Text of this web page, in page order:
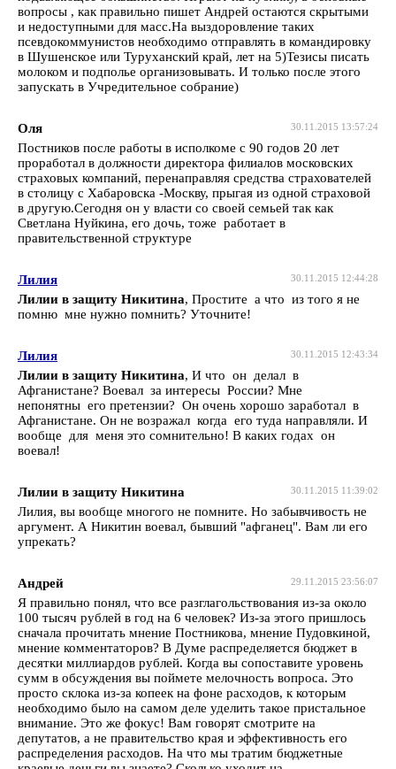
вопросы , как правильно пишет Андрей остаются скрытыми
и недоступными для масс.На выздоровление таких
псевдокоммунистов необходимо отправлять в командировку
в Шушенское или Туруханский край, лет на 5)Тезисы писать
молоком и подполье организовывать. И только после этого
запускать в Учредительное собрание)
30.11.2015 13:57:24
Оля
Постников после работы в исполкоме с 90 годов 20 лет
проработал в должности директора филиалов московских
страховых компаний, перенаправляя средства страхователей
в столицу с Хабаровска -Москву, прыгая из одной страховой
в другую.Сегодня он у власти со своей семьей так как
Светлана Нуйкина, его дочь, тоже работает в
правительственной структуре
30.11.2015 12:44:28
Лилия
Лилии в защиту Никитина, Простите а что из того я не
помню мне нужно помнить? Уточните!
30.11.2015 12:43:34
Лилия
Лилии в защиту Никитина, И что он делал в
Афганистане? Воевал за интересы России? Мне
непонятны его претензии? Он очень хорошо заработал в
Афганистане. Он не возражал когда его туда направляли. И
вообще для меня это сомнительно! В каких годах он
воевал!
30.11.2015 11:39:02
Лилии в защиту Никитина
Лилия, вы вообще многого не помните. Но забывчивость не
аргумент. А Никитин воевал, бывший "афганец". Вам ли его
упрекать?
29.11.2015 23:56:07
Андрей
Я правильно понял, что все разглагольствования из-за около
100 тысяч рублей в год на 6 человек? Из-за этого пришлось
сначала прочитать мнение Постникова, мнение Пудовкиной,
мнение комментаторов? В Думе распределяется бюджет в
десятки миллиардов рублей. Когда вы сопоставите уровень
сумм в обсуждения вы поймете мелочность вопроса. Это
просто склока из-за копеек на фоне расходов, к которым
необходимо было на самом деле уделить такое пристальное
внимание. Это же фокус! Вам говорят смотрите на
депутатов, а не правительство края и эффективность его
распределения расходов. На что мы тратим бюджетные